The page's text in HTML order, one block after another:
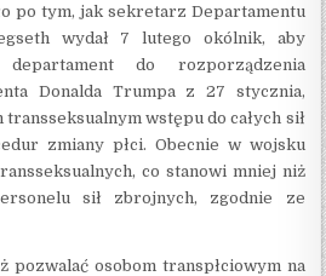
po tym, jak sekretarz Departamentu
wydał 7 lutego okólnik, aby
departament do rozporządzenia
Donalda Trumpa z 27 stycznia,
transseksualnym wstępu do całych sił
zmiany płci. Obecnie w wojsku
co stanowi mniej niż
sił zbrojnych, zgodnie ze
pozwalać osobom transpłciowym na